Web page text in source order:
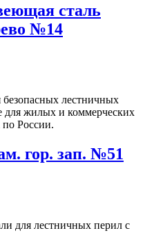
сталь
№14
гор. зап. №51